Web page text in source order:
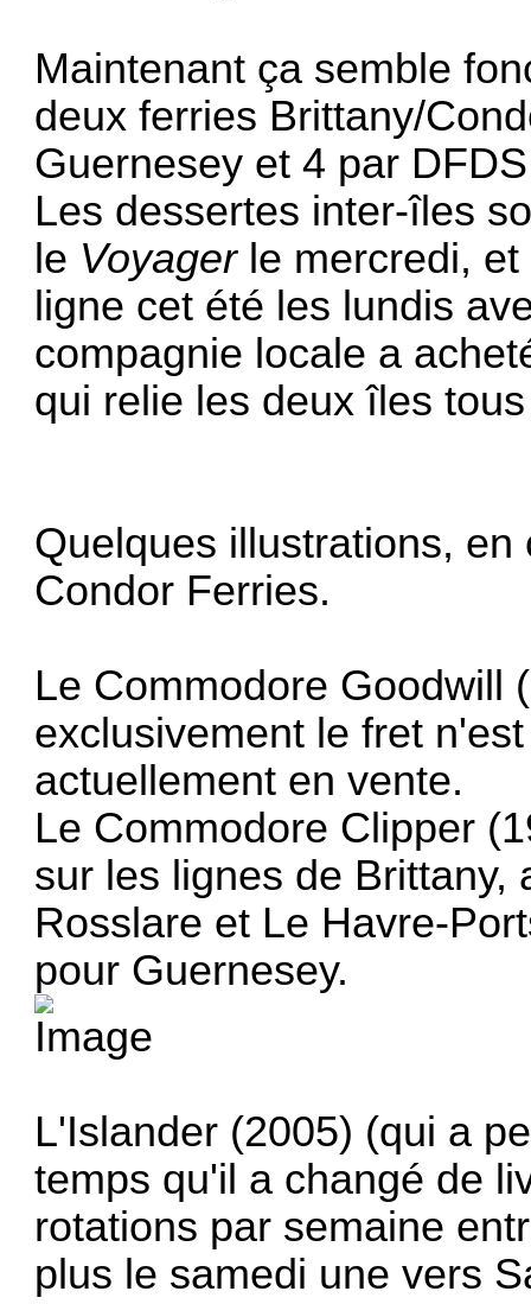
Maintenant ça semble
deux ferries Brittany/
Guernesey et 4 par
Les dessertes inter-îles
le Voyagerle mercredi, et
ligne cet été les lundis
compagnie locale a
qui relie les deux îles
Quelques illustrations,
Condor Ferries.
Le Commodore Goodwill
exclusivement le fret
actuellement en vente.
Le Commodore Clipper
sur les lignes de Brittany,
Rosslare et Le Havre-
pour Guernesey.
L'Islander (2005) (qui a
temps qu'il a changé de
rotations par semaine
plus le samedi une vers